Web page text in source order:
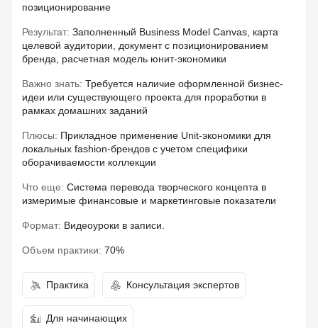
позиционирование
Результат: Заполненный Business Model Canvas, карта
целевой аудитории, документ с позиционированием
бренда, расчетная модель юнит-экономики
Важно знать: Требуется наличие оформленной бизнес-
идеи или существующего проекта для проработки в
рамках домашних заданий
Плюсы: Прикладное применение Unit-экономики для
локальных fashion-брендов с учетом специфики
оборачиваемости коллекции
Что еще: Система перевода творческого концепта в
измеримые финансовые и маркетинговые показатели
Формат: Видеоуроки в записи.
Объем практики: 70%
Практика Консультация экспертов
Для начинающих